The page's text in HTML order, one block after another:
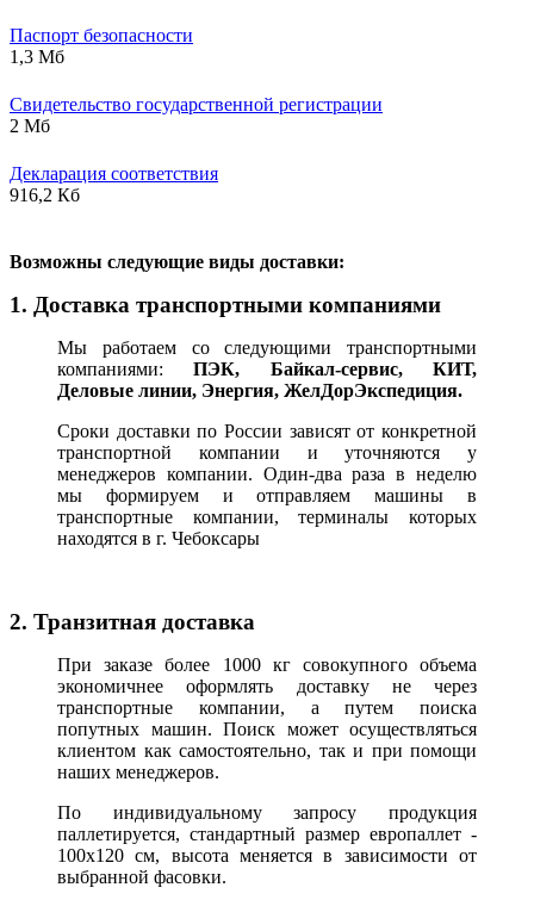
Паспорт безопасности
1,3 Мб
Свидетельство государственной регистрации
2 Мб
Декларация соответствия
916,2 Кб
Возможны следующие виды доставки:
1. Доставка транспортными компаниями
Мы работаем со следующими транспортными
компаниями:ПЭК, Байкал-сервис, КИТ,
Деловые линии, Энергия, ЖелДорЭкспедиция.
Сроки доставки по России зависят от конкретной
транспортной компании и уточняются у
менеджеров компании. Один-два раза в неделю
мы формируем и отправляем машины в
транспортные компании, терминалы которых
находятся в г. Чебоксары
2. Транзитная доставка
При заказе более 1000 кг совокупного объема
экономичнее оформлять доставку не через
транспортные компании, а путем поиска
попутных машин. Поиск может осуществляться
клиентом как самостоятельно, так и при помощи
наших менеджеров.
По индивидуальному запросу продукция
паллетируется, стандартный размер европаллет -
100х120 см, высота меняется в зависимости от
выбранной фасовки.